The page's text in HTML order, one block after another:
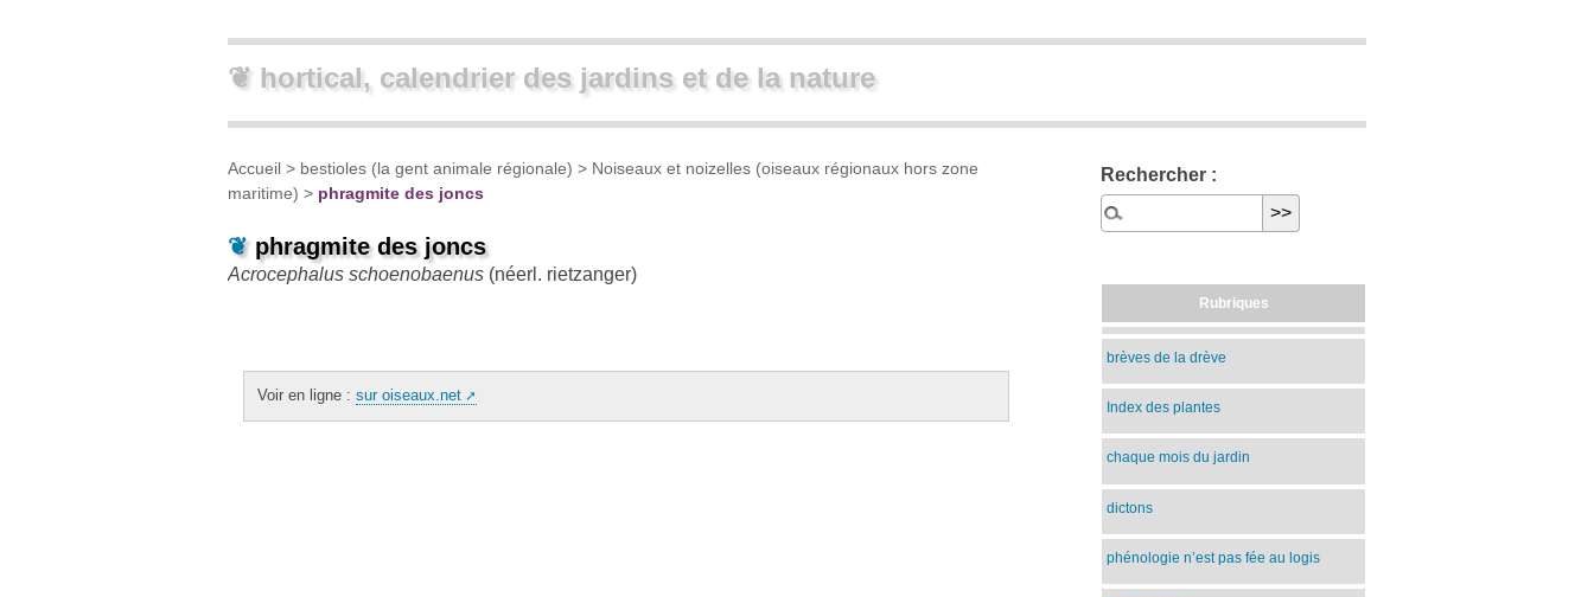
❦ hortical, calendrier des jardins et de la nature
Accueil > bestioles (la gent animale régionale) > Noiseaux et noizelles (oiseaux régionaux hors zone
maritime) > phragmite des joncs
❦ phragmite des joncs
Acrocephalus schoenobaenus (néerl. rietzanger)
Voir en ligne : sur oiseaux.net
Rechercher :
Rubriques
brèves de la drève
Index des plantes
chaque mois du jardin
dictons
phénologie n’est pas fée au logis